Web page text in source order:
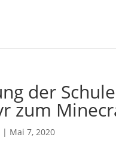
der
zum
| Mai 7, 2020